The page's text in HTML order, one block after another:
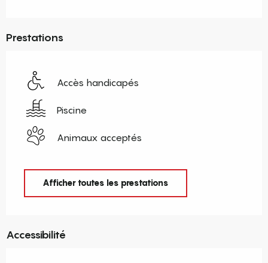
Prestations
Accès handicapés
Piscine
Animaux acceptés
Afficher toutes les prestations
Accessibilité